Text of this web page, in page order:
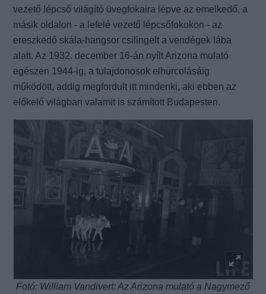
vezető lépcső világító üvegfokaira lépve az emelkedő, a
másik oldalon - a lefelé vezető lépcsőfokokon - az
ereszkedő skála-hangsor csilingelt a vendégek lába
alatt. Az 1932. december 16-án nyílt Arizona mulató
egészen 1944-ig, a tulajdonosok elhurcolásáig
működött, addig megfordult itt mindenki, aki ebben az
előkelő világban valamit is számított Budapesten.
Fotó: William Vandivert: Az Arizona mulató a Nagymező